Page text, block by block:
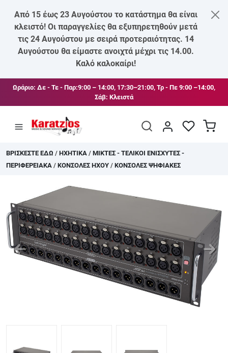
Από 15 έως 23 Αυγούστου το κατάστημα θα είναι
κλειστό! Οι παραγγελίες θα εξυπηρετηθούν μετά
τις 24 Αυγούστου με σειρά προτεραιότητας. 14
Αυγούστου θα είμαστε ανοιχτά μέχρι τις 14.00.
Καλό καλοκαίρι!
Ωράριο: Δε - Τε - Παρ:9:00 – 14:00, 17:30–21:00, Τρ - Πε 9:00 –14:00,
Σάβ: Κλειστά
BΡΙΣΚΕΣΤΕ ΕΔΩ / ΗΧΗΤΙΚΑ / ΜΙΚΤΕΣ - ΤΕΛΙΚΟΙ ΕΝΙΣΧΥΤΕΣ -
ΠΕΡΙΦΕΡΕΙΑΚΑ / ΚΟΝΣΟΛΕΣ ΗΧΟΥ / ΚΟΝΣΟΛΕΣ ΨΗΦΙΑΚΕΣ
ΑΡΜΟΝΙΑ - SYNTHESIZER
ΠΙΑΝΑ ΚΛΑΣΙΚΑ - ΑΚΟΡΝΤΕΟΝ
ΚΙΘΑΡΕΣ - ΜΠΑΣΑ
ΠΑΡΑΔΟΣΙΑΚΑ ΕΓΧΟΡΔΑ - ΒΙΟΛΙΑ
ΕΝΙΣΧΥΤΕΣ ΟΡΓΑΝΩΝ ΑΞΕΣΟΥΑΡ
ΜΑΓΝΗΤΕΣ - ΚΑΨΕΣ
ΧΟΡΔΕΣ - ΠΕΝΕΣ
ΚΟΥΡΔΙΣΤΗΡΙΑ - ΧΡΟΝΟΜΕΤΡΑ
ΚΛΕΙΔΙΑ ΕΓΧΟΡΔΩΝ
ΑΞΕΣΟΥΑΡ - ΑΝΤΑΛΛΑΚΤΙΚΑ ΚΙΘΑΡΑΣ ΜΠΑΣΟΥ
ΠΝΕΥΣΤΑ
ΑΝΑΛΩΣΙΜΑ ΠΝΕΥΣΤΩΝ
DRUMS - ΠΕΡΙΦΕΡΕΙΑΚΑ
ΔΕΡΜΑΤΑ - ΠΙΑΤΙΝΙΑ
ΗΧΕΙΑ
ΜΙΚΤΕΣ - ΤΕΛΙΚΟΙ ΕΝΙΣΧΥΤΕΣ - ΠΕΡΙΦΕΡΕΙΑΚΑ
ΜΙΚΡΟΦΩΝΑ
ΑΚΟΥΣΤΙΚΑ
CD - DVD PLAYERS-ΠΡΟΕΝΙΣΧΥΤΕΣ-ΜΑΓΝΗΤΟΦΩΝΑ
ΑΝΤΑΛΛΑΚΤΙΚΑ
ΜΙΚΡΟΦΩΝΑ
ΚΑΡΤΕΣ ΗΧΟΥ - ΠΕΡΙΦΕΡΕΙΑΚΑ
ΑΚΟΥΣΤΙΚΑ
ΦΩΤΑ - ΕΙΚΟΝΑ
ΒΙΒΛΙΑ ΠΙΑΝΟ
ΒΙΒΛΙΑ ΚΙΘΑΡΑΣ
ΒΙΒΛΙΑ DRUMS
ΒΙΒΛΙΑ ΒΙΟΛΙΟΥ
ΒΙΒΛΙΑ-ΞΕΝΑ
848
ΚΙΘΑΡΕΣ ΗΛΕΚΤΡΙΚΕΣ B-STOCK
ΚΟΝΣΟΛΕΣ - ΜΙΚΤΕΣ POWER B-STOCK
ΠΙΑΝΑ - ΑΚΚΟΡΝΤΕΟΝ B-STOCK
ΠΝΕΥΣΤΑ B-STOCK